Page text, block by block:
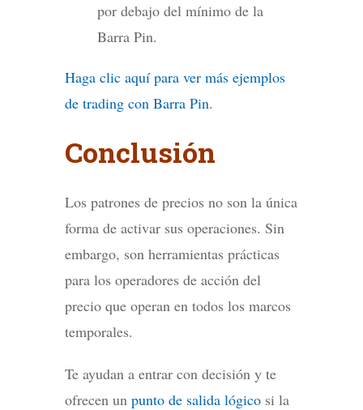
por debajo del mínimo de la
Barra Pin.
Haga clic aquí para ver más ejemplos
de trading con Barra Pin.
Conclusión
Los patrones de precios no son la única
forma de activar sus operaciones. Sin
embargo, son herramientas prácticas
para los operadores de acción del
precio que operan en todos los marcos
temporales.
Te ayudan a entrar con decisión y te
ofrecen un punto de salida lógico si la